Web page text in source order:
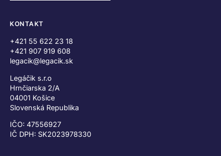
KONTAKT
+421 55 622 23 18
+421 907 919 608
legacik@legacik.sk
Legáčik s.r.o
Hrnčiarska 2/A
04001 Košice
Slovenská Republika
IČO: 47556927
IČ DPH: SK2023978330